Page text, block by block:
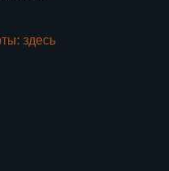
здесь